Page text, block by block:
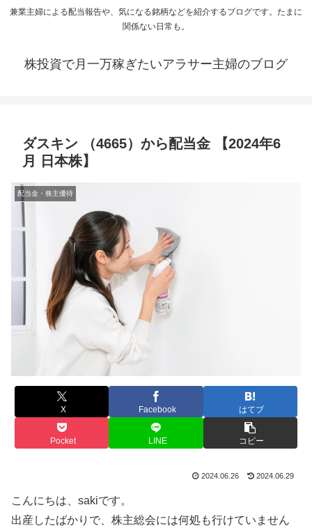
兼業主婦による配当報告や、気になる銘柄などを紹介するブログです。たまに
関係ない日常も。
株投資で月一万稼ぎたいアラサー主婦のブログ
ダスキン （4665）から配当金 【2024年6
月 日本株】
配当金・株主優待
X Facebook はてブ
Pocket LINE コピー
2024.06.26 2024.06.29
こんにちは、sakiです。
出産したばかりで、株主総会には何処も行けていません